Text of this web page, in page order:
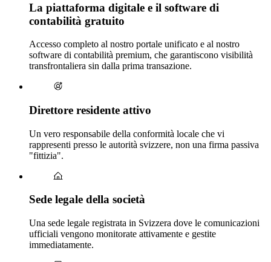
La piattaforma digitale e il software di
contabilità gratuito
Accesso completo al nostro portale unificato e al nostro
software di contabilità premium, che garantiscono visibilità
transfrontaliera sin dalla prima transazione.
Direttore residente attivo
Un vero responsabile della conformità locale che vi
rappresenti presso le autorità svizzere, non una firma passiva
"fittizia".
Sede legale della società
Una sede legale registrata in Svizzera dove le comunicazioni
ufficiali vengono monitorate attivamente e gestite
immediatamente.